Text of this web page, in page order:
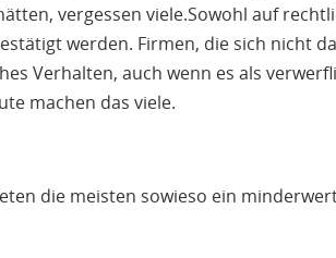
vergessen viele.Sowohl auf
werden. Firmen, die sich nicht
Verhalten, auch wenn es als
machen das viele.
die meisten sowieso ein